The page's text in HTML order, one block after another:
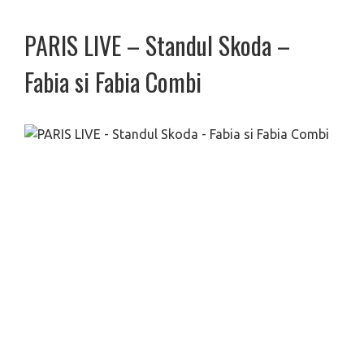
PARIS LIVE – Standul Skoda –
Fabia si Fabia Combi